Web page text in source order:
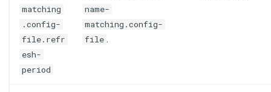
matching
.config-
file.refr
esh-
period
name-
matching.config-
file .